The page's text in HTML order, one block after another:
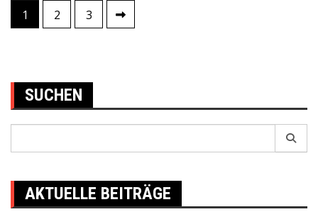
Posts
1 2 3
SUCHEN
AKTUELLE BEITRÄGE